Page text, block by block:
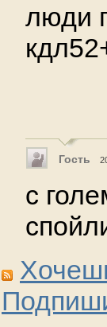
люди
Гость
с